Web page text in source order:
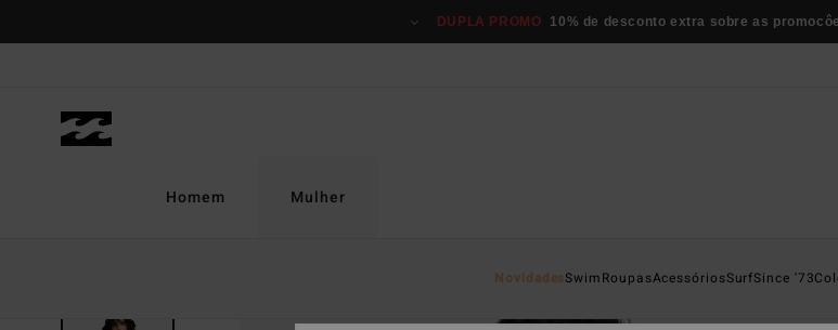
produto
DUPLA PROMO 10% de desconto extra sobre as
Homem Mulher
NovidadesSwimRoupasAcessóriosSurfSince '73